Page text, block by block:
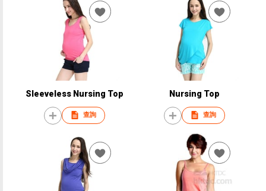
Sleeveless Nursing Top
查詢
Nursing Top
查詢